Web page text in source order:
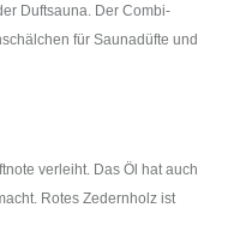
Duftsauna. Der Combi-
für Saunadüfte und
verleiht. Das Öl hat auch
Rotes Zedernholz ist